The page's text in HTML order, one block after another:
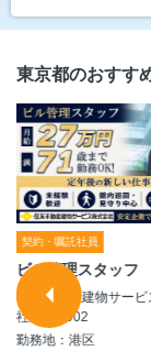
東京都のおすす
契約・嘱託社員
ビル管理スタッフ
住友不動産建物サービ
社/bkf26002
勤務地：港区